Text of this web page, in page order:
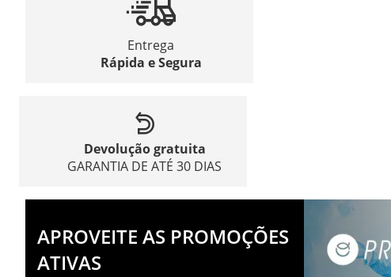
Entrega
Rápida e Segura
Devolução gratuita
GARANTIA DE ATÉ 30 DIAS
APROVEITE AS PROMOÇÕES
ATIVAS